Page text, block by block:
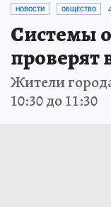
НОВОСТИ ОБЩЕСТВО
Системы
проверят
Жители
10:30 до 11:30